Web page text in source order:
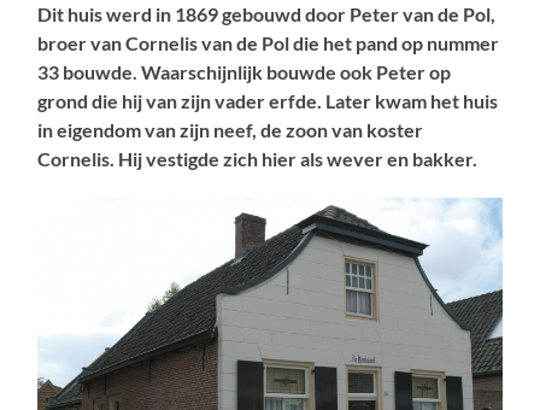
Dit huis werd in 1869 gebouwd door Peter van de Pol,
broer van Cornelis van de Pol die het pand op nummer
33 bouwde. Waarschijnlijk bouwde ook Peter op
grond die hij van zijn vader erfde. Later kwam het huis
in eigendom van zijn neef, de zoon van koster
Cornelis. Hij vestigde zich hier als wever en bakker.